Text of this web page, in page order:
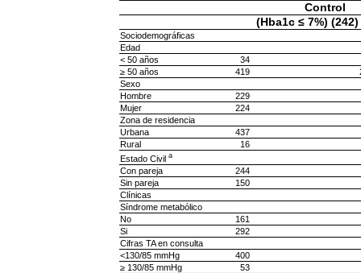
Control
(Hba1c ≤ 7%) (242)
Sociodemográficas
Edad
< 50 años
34
≥ 50 años
419
Sexo
Hombre
229
Mujer
224
Zona de residencia
Urbana
437
Rural
16
Estado Civil a
Con pareja
244
Sin pareja
150
Clínicas
Síndrome metabólico
No
161
Si
292
Cifras TA en consulta
<130/85 mmHg
400
≥ 130/85 mmHg
53